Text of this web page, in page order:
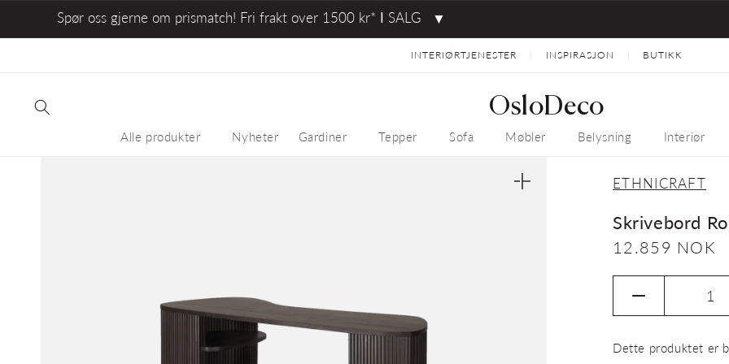
Spør oss gjerne om prismatch! Fri frakt over 1500 kr* ⅼ SALG ▼
INTERIØRTJENESTER INSPIRASJON BUTIKK
OsloDeco
Alle produkter Nyheter Gardiner Tepper Sofa Møbler Belysning Interiør
ETHNICRAFT
Skrivebord
Vanlig
pris
12.859 NOK
antallet
Skrivebord
Dette produktet er